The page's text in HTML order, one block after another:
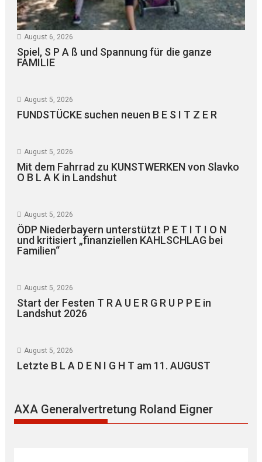
August 6, 2026
Spiel, S P A ß und Spannung für die ganze
FAMILIE
August 5, 2026
FUNDSTÜCKE suchen neuen B E S I T Z E R
August 5, 2026
Mit dem Fahrrad zu KUNSTWERKEN von Slavko
O B L A K in Landshut
August 5, 2026
ÖDP Niederbayern unterstützt P E T I T I O N
und kritisiert „finanziellen KAHLSCHLAG bei
Familien“
August 5, 2026
Start der Festen T R A U E R G R U P P E in
Landshut 2026
August 5, 2026
Letzte B L A D E N I G H T am 11. AUGUST
AXA Generalvertretung Roland Eigner